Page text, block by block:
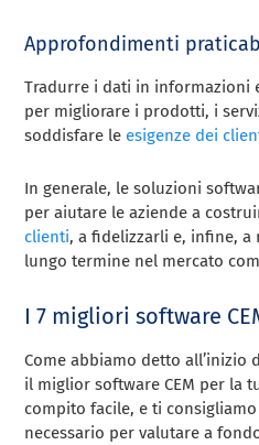
Approfondimenti
Tradurre i dati in informazioni
per migliorare i prodotti, i
soddisfare le esigenze dei
In generale, le soluzioni
per aiutare le aziende a
clienti, a fidelizzarli e, infine, a
lungo termine nel mercato
I 7 migliori software
Come abbiamo detto all’inizio
il miglior software CEM per la
compito facile, e ti
necessario per valutare a